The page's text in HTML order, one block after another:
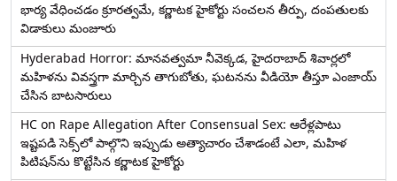
భార్య వేధించ‌డం క్రూర‌త్వ‌మే, కర్ణాటక హైకోర్టు సంచలన తీర్పు, దంపతులకు
విడాకులు మంజూరు
Hyderabad Horror: మానవత్వమా నీవెక్కడ, హైదరాబాద్ శివార్లలో
మహిళను వివస్త్రగా మార్చిన తాగుబోతు, ఘటనను వీడియో తీస్తూ ఎంజాయ్
చేసిన బాటసారులు
HC on Rape Allegation After Consensual Sex: ఆరేళ్లపాటు
ఇష్టపడి సెక్స్‌లో పాల్గొని ఇప్పుడు అత్యాచారం చేశాడంటే ఎలా, మహిళ
పిటిషన్‌ను కొట్టేసిన కర్ణాటక హైకోర్టు